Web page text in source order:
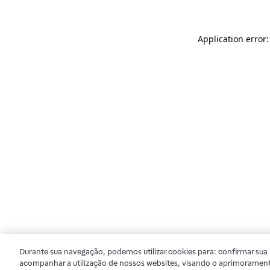
Application
Durante sua navegação, podemos utilizar cookies para: confirmar
acompanhar a utilização de nossos websites, visando o